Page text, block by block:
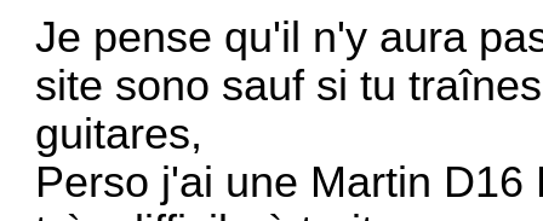
Je pense qu'il n'y aura
site sono sauf si tu
guitares,
Perso j'ai une Martin